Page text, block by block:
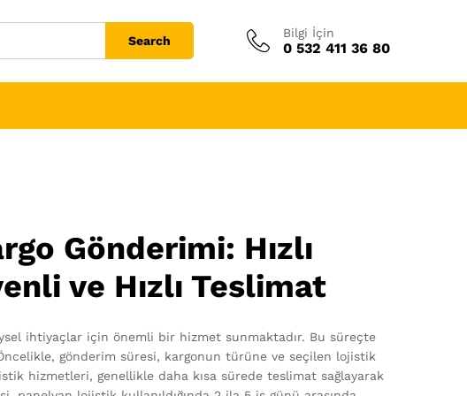
Search
Bilgi İçin
0 532 411 36 80
Gönderimi: Hızlı
ve Hızlı Teslimat
ihtiyaçlar için önemli bir hizmet sunmaktadır. Bu süreçte
gönderim süresi, kargonun türüne ve seçilen lojistik
hizmetleri, genellikle daha kısa sürede teslimat sağlayarak